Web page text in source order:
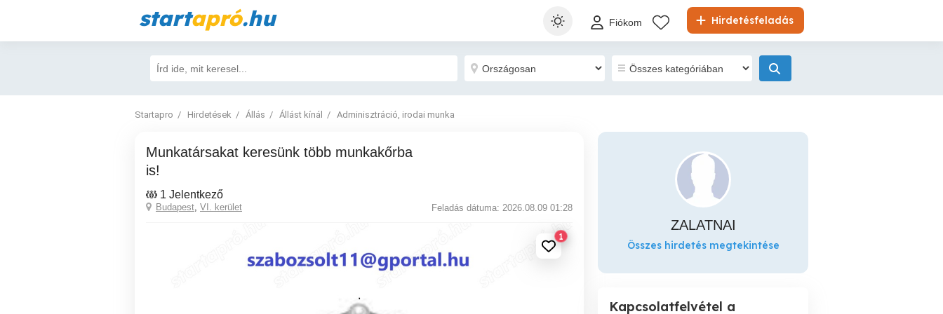
startapró.hu Hirdetésfeladás
Fiókom
Startapro Hirdetések Állás Állást kínál Adminisztráció, irodai munka
Munkatársakat keresünk több munkakőrba
is!
1 Jelentkező
Budapest, VI. kerület Feladás dátuma: 2026.08.09 01:28
1
ZALATNAI
Összes hirdetés megtekintése
Kapcsolatfelvétel a